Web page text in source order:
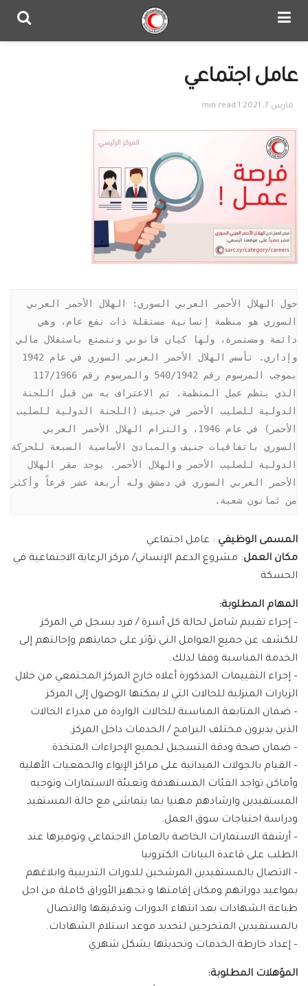
عامل اجتماعي
مارس 7, 2021 1 min read
حول الهلال الأحمر العربي السوري: الهلال الأحمر العربي
السوري هو منظمة إنسانية مستقلة ذات نفع عام، وهي
دائمة ومستمرة، ولها كيان قانوني وتتمتع باستقلال مالي
الأحمر) في عام 1946، والتزام الهلال الأحمر العربي
من ثمانون شعبة.
المسمى الوظيفي : عامل اجتماعي
مكان العمل: مشروع الدعم الإنساني/ مركز الرعاية الاجتماعية في
الحسكة
المهام المطلوبة:
– إجراء تقييم شامل لحالة كل أسرة / فرد يسجل في المركز
للكشف عن جميع العوامل التي تؤثر على حمايتهم وإحالتهم إلى
الخدمة المناسبة وفقا لذلك.
– إجراء التقييمات المذكورة أعلاه خارج المركز المجتمعي من خلال
الزيارات المنزلية للحالات التي لا يمكنها الوصول إلى المركز
– ضمان المتابعة المناسبة للحالات الواردة من مدراء الحالات
الذين يديرون مختلف البرامج / الخدمات داخل المركز.
– ضمان صحة ودقة التسجيل لجميع الإجراءات المتخذة.
– القيام بالجولات الميدانية على مراكز الإيواء والجمعيات الأهلية
وأماكن تواجد الفئات المستهدفة وتعبئة الاستمارات وتوجيه
المستفيدين وارشادهم مهنيا بما يتماشى مع حالة المستفيد
ودراسة احتياجات سوق العمل.
– أرشفة الاستمارات الخاصة بالعامل الاجتماعي وتوفيرها عند
الطلب على قاعدة البيانات الكترونيا
– الاتصال بالمستفيدين المرشحين للدورات التدريبية وابلاغهم
بمواعيد دوراتهم ومكان إقامتها و تجهيز الأوراق كاملة من اجل
طباعة الشهادات بعد انتهاء الدورات وتدقيقها والاتصال
بالمستفيدين المتخرجين لتحديد موعد استلام الشهادات.
– إعداد خارطة الخدمات وتحديثها بشكل شهري
المؤهلات المطلوبة: